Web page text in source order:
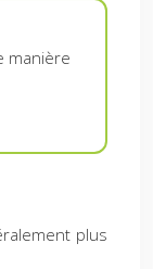
manière
plus